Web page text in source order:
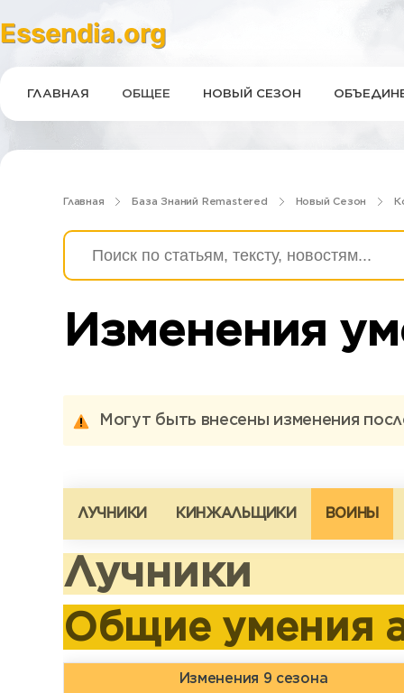
Essendia.org
ГЛАВНАЯ ОБЩЕЕ НОВЫЙ СЕЗОН
Главная База Знаний Remastered Новый Сезон
Изменения
Могут быть внесены изменения
ЛУЧНИКИ КИНЖАЛЬЩИКИ ВОИНЫ
Лучники
Общие умения
Изменения 9 сезона